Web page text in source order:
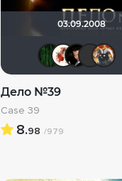
03.09.2008
Дело №39
Case 39
8.98 /979